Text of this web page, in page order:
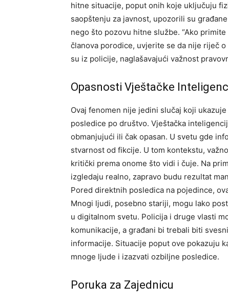
hitne situacije, poput onih koje uključuju
saopštenju za javnost, upozorili su
nego što pozovu hitne službe. “Ako
članova porodice, uvjerite se da nije riječ
su iz policije, naglašavajući važnost
Opasnosti Vještačke
Ovaj fenomen nije jedini slučaj koji
posledice po društvo. Vještačka
obmanjujući ili čak opasan. U svetu gde
stvarnost od fikcije. U tom kontekstu,
kritički prema onome što vidi i čuje. Na
izgledaju realno, zapravo budu rezultat
Pored direktnih posledica na pojedince,
Mnogi ljudi, posebno stariji, mogu lako
u digitalnom svetu. Policija i druge vlasti
komunikacije, a građani bi trebali biti
informacije. Situacije poput ove pokazuju
mnoge ljude i izazvati ozbiljne posledice.
Poruka za Zajednicu